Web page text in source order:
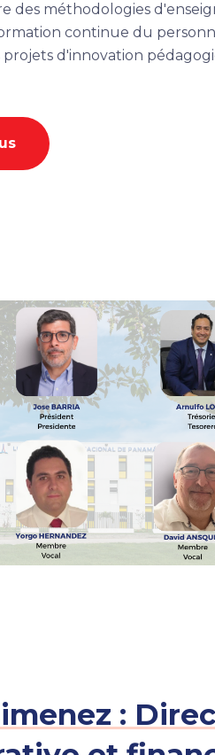
des méthodologies
continue du
d'innovation
: